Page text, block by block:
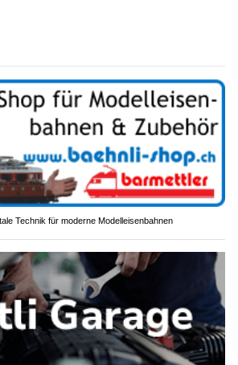
Technik für moderne Modelleisenbahnen